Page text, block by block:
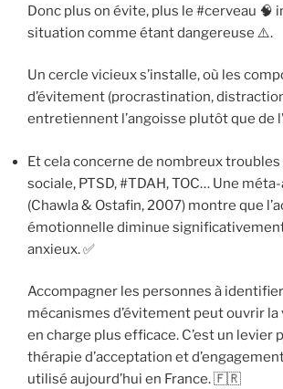
Donc plus on évite, plus le #cerveau 🧠
situation comme étant dangereuse ⚠️.
Un cercle vicieux s’installe, où les
d’évitement (procrastination,
entretiennent l’angoisse plutôt que de
Et cela concerne de nombreux troubles
sociale, PTSD, #TDAH, TOC… Une
(Chawla & Ostafin, 2007) montre que
émotionnelle diminue
anxieux. ✅
Accompagner les personnes à
mécanismes d’évitement peut ouvrir la
en charge plus efficace. C’est un levier
thérapie d’acceptation et
utilisé aujourd’hui en France. 🇫🇷